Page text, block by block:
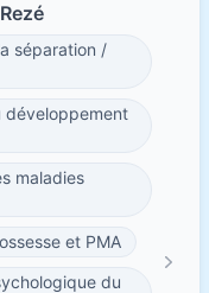
séparation /
développement
maladies
et PMA
du